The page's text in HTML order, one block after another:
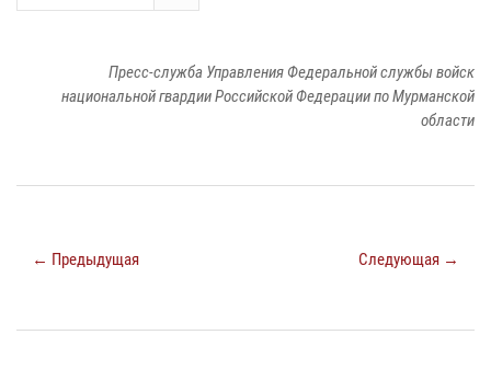
Пресс-служба Управления Федеральной службы войск
национальной гвардии Российской Федерации по Мурманской
области
← Предыдущая Следующая →